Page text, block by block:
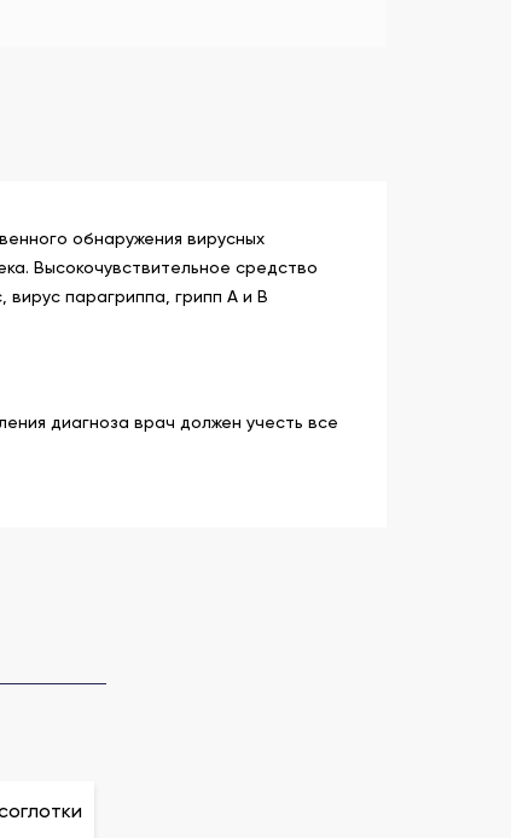
обнаружения вирусных
Высокочувствительное средство
парагриппа, грипп А и В
диагноза врач должен учесть все